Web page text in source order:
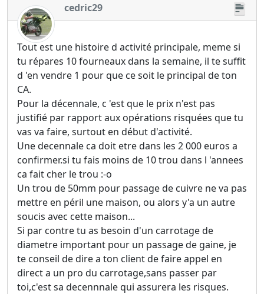
cedric29
Tout est une histoire d activité principale, meme si
tu répares 10 fourneaux dans la semaine, il te suffit
d 'en vendre 1 pour que ce soit le principal de ton
CA.
Pour la décennale, c 'est que le prix n'est pas
justifié par rapport aux opérations risquées que tu
vas va faire, surtout en début d'activité.
Une decennale ca doit etre dans les 2 000 euros a
confirmer.si tu fais moins de 10 trou dans l 'annees
ca fait cher le trou :-o
Un trou de 50mm pour passage de cuivre ne va pas
mettre en péril une maison, ou alors y'a un autre
soucis avec cette maison...
Si par contre tu as besoin d'un carrotage de
diametre important pour un passage de gaine, je
te conseil de dire a ton client de faire appel en
direct a un pro du carrotage,sans passer par
toi,c'est sa decennnale qui assurera les risques.